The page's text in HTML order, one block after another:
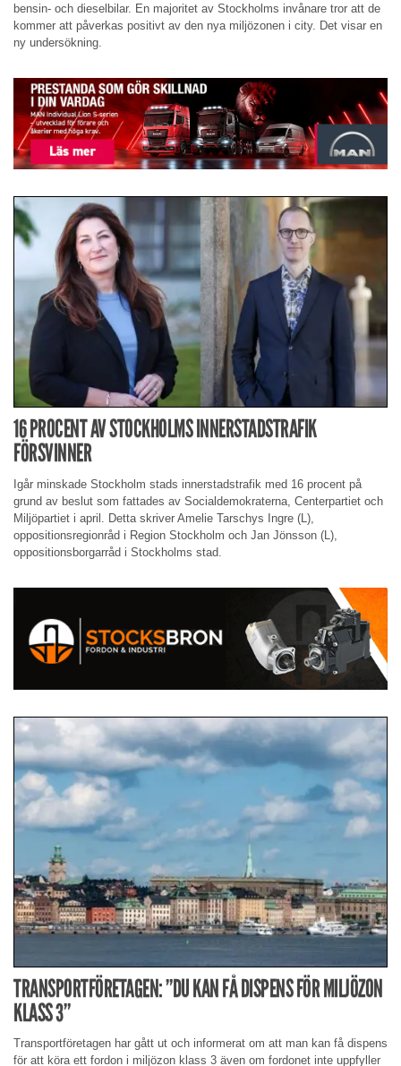
bensin- och dieselbilar. En majoritet av Stockholms invånare tror att de
kommer att påverkas positivt av den nya miljözonen i city. Det visar en
ny undersökning.
16 PROCENT AV STOCKHOLMS INNERSTADSTRAFIK
FÖRSVINNER
Igår minskade Stockholm stads innerstadstrafik med 16 procent på
grund av beslut som fattades av Socialdemokraterna, Centerpartiet och
Miljöpartiet i april. Detta skriver Amelie Tarschys Ingre (L),
oppositionsregionråd i Region Stockholm och Jan Jönsson (L),
oppositionsborgarråd i Stockholms stad.
TRANSPORTFÖRETAGEN: ”DU KAN FÅ DISPENS FÖR MILJÖZON
KLASS 3”
Transportföretagen har gått ut och informerat om att man kan få dispens
för att köra ett fordon i miljözon klass 3 även om fordonet inte uppfyller